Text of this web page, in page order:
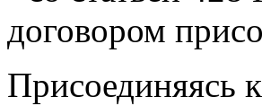
договором
Присоединяясь